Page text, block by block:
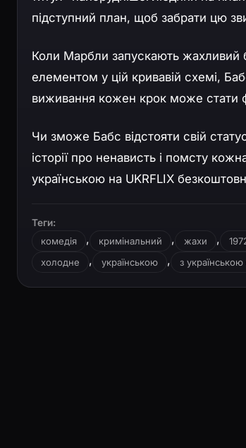
підступний план, щоб забрати цю
Коли Марбли запускають жахливий
елементом у цій кривавій схемі,
виживання кожен крок може стати
Чи зможе Бабс відстояти свій
історії про ненависть і помсту
українською на UKRFLIX
Теги:
комедія
, кримінальний , жахи ,
холодне , українською , з